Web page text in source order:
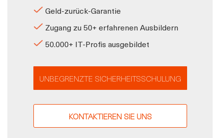
Geld-zurück-Garantie
Zugang zu 50+ erfahrenen Ausbildern
50.000+ IT-Profis ausgebildet
UNBEGRENZTE SICHERHEITSSCHULUNG
KONTAKTIEREN SIE UNS